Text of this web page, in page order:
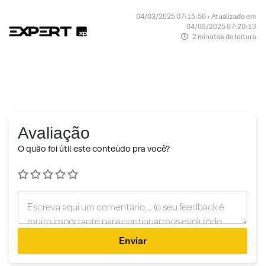
04/03/2025 07:15:56 • Atualizado em
04/03/2025 07:20:13
2 minutos de leitura
Avaliação
O quão foi útil este conteúdo pra você?
Enviar